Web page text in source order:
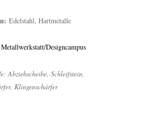
Edelstahl, Hartmetalle
Metallwerkstatt/Designcampus
Abziehscheibe, Schleifstein,
Klingenschärfer